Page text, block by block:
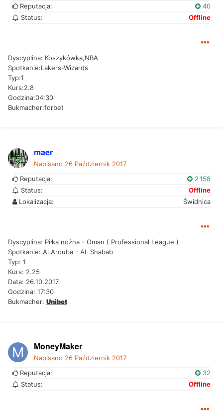
Reputacja:
40
Status:
Offline
Dyscyplina: Koszykówka,NBA
Spotkanie:Lakers-Wizards
Typ:1
Kurs:2.8
Godzina:04:30
Bukmacher:forbet
maer
Napisano 26 Październik 2017
Reputacja:
2 158
Status:
Offline
Lokalizacja:
Świdnica
Dyscyplina: Piłka nożna - Oman ( Professional League )
Spotkanie: Al Arouba - AL Shabab
Typ: 1
Kurs: 2.25
Data: 26.10.2017
Godzina: 17:30
Bukmacher: Unibet
MoneyMaker
Napisano 26 Październik 2017
Reputacja:
32
Status:
Offline